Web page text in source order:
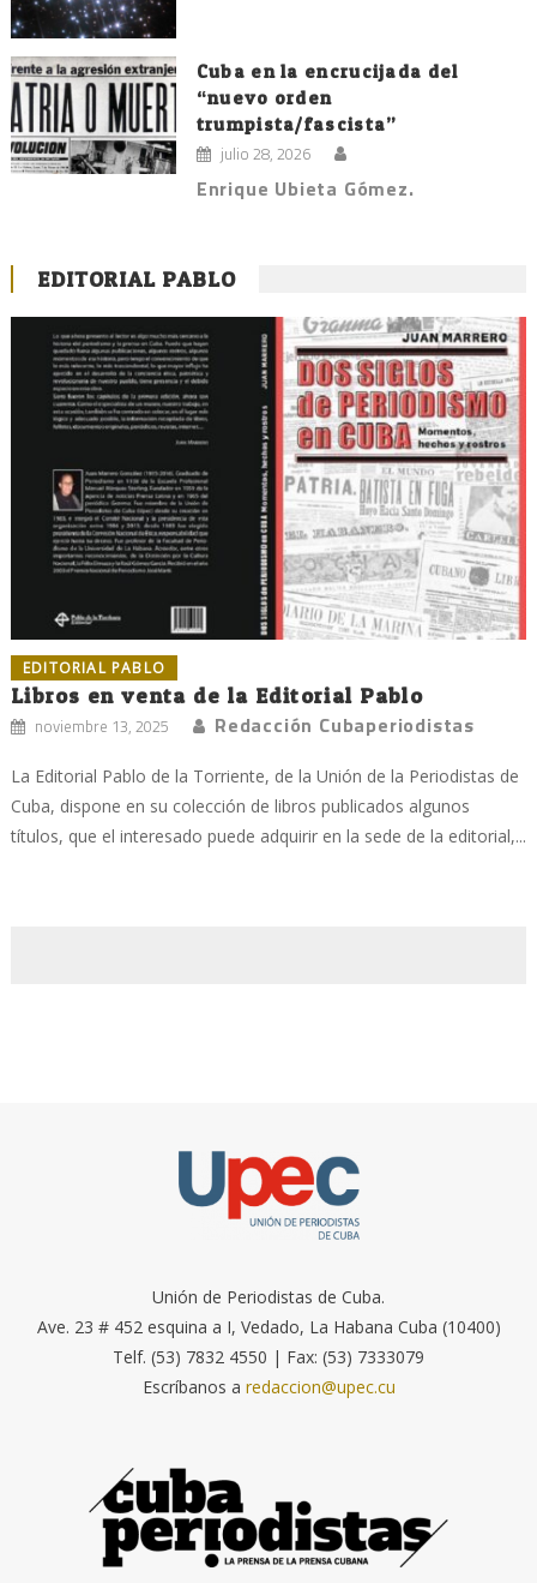
Cuba en la encrucijada del
“nuevo orden
trumpista/fascista”
julio 28, 2026
Enrique Ubieta Gómez.
EDITORIAL PABLO
EDITORIAL PABLO
Libros en venta de la Editorial Pablo
noviembre 13, 2025 Redacción Cubaperiodistas
La Editorial Pablo de la Torriente, de la Unión de la Periodistas de
Cuba, dispone en su colección de libros publicados algunos
títulos, que el interesado puede adquirir en la sede de la editorial,...
Unión de Periodistas de Cuba.
Ave. 23 # 452 esquina a I, Vedado, La Habana Cuba (10400)
Telf. (53) 7832 4550 | Fax: (53) 7333079
Escríbanos a redaccion@upec.cu